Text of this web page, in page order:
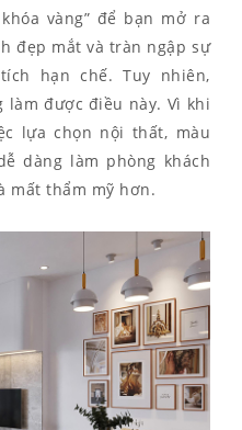
vàng” để bạn mở ra
đẹp mắt và tràn ngập sự
hạn chế. Tuy nhiên,
làm được điều này. Vì khi
lựa chọn nội thất, màu
dàng làm phòng khách
mất thẩm mỹ hơn.